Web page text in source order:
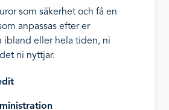
som säkerhet och få en
anpassas efter er
ibland eller hela tiden, ni
ni nyttjar.